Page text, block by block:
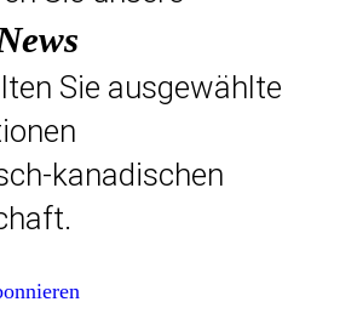
Sie ausgewählte
kanadischen